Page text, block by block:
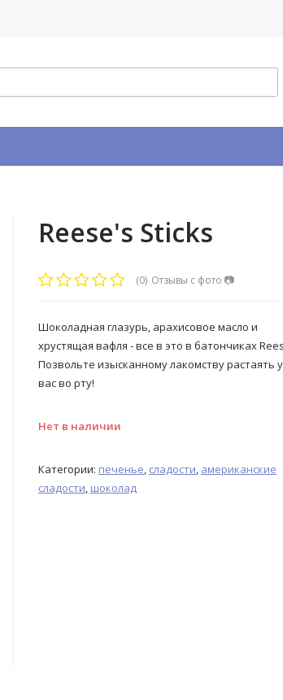
Reese's Sticks
(0) Отзывы с фото 📷
Шоколадная глазурь, арахисовое масло и
хрустящая вафля - все в это в батончиках
Позвольте изысканному лакомству растаять у
вас во рту!
Нет в наличии
Категории: печенье, сладости, американские
сладости, шоколад